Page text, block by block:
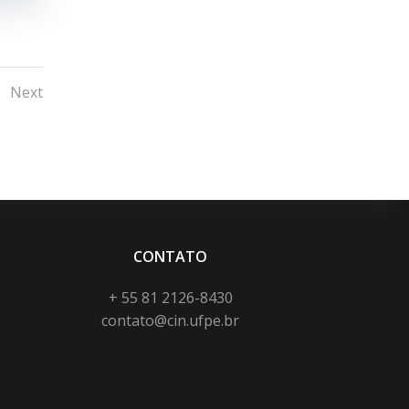
Posts
Next
CONTATO
+ 55 81 2126-8430
contato@cin.ufpe.br